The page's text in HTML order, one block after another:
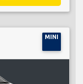
MINI